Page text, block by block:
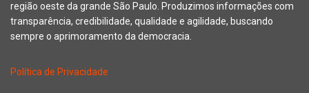
região oeste da grande São Paulo. Produzimos informações com
transparência, credibilidade, qualidade e agilidade, buscando
sempre o aprimoramento da democracia.
Política de Privacidade